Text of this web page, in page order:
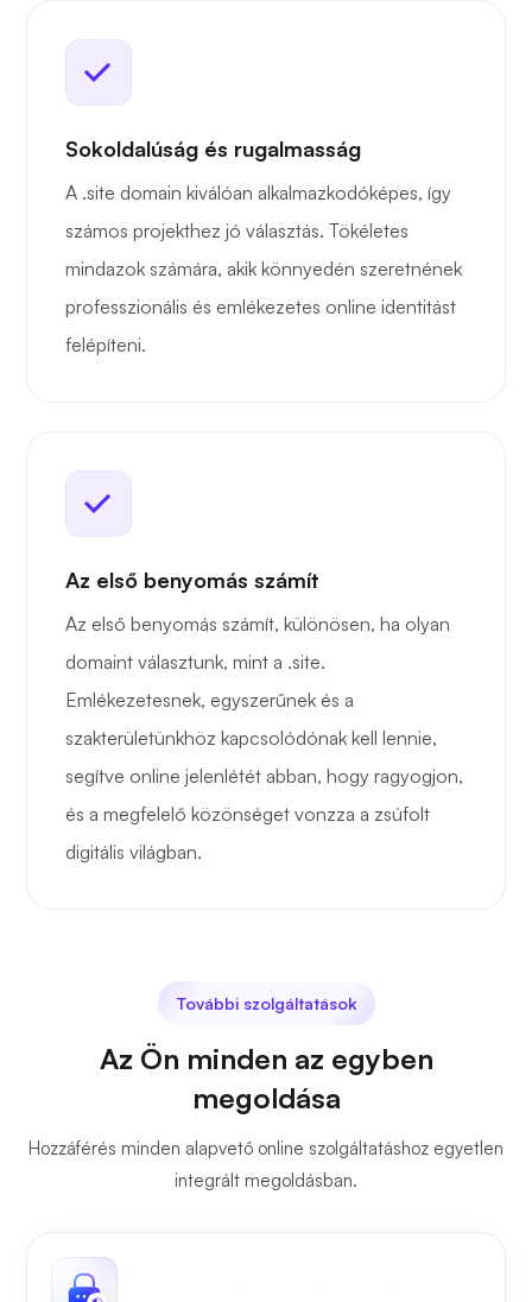
Sokoldalúság és rugalmasság
A .site domain kiválóan alkalmazkodóképes, így
számos projekthez jó választás. Tökéletes
mindazok számára, akik könnyedén szeretnének
professzionális és emlékezetes online identitást
felépíteni.
Az első benyomás számít
Az első benyomás számít, különösen, ha olyan
domaint választunk, mint a .site.
Emlékezetesnek, egyszerűnek és a
szakterületünkhöz kapcsolódónak kell lennie,
segítve online jelenlétét abban, hogy ragyogjon,
és a megfelelő közönséget vonzza a zsúfolt
digitális világban.
További szolgáltatások
Az Ön minden az egyben
megoldása
Hozzáférés minden alapvető online szolgáltatáshoz egyetlen
integrált megoldásban.